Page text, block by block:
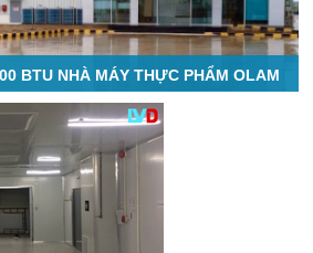
BTU NHÀ MÁY THỰC PHẨM OLAM